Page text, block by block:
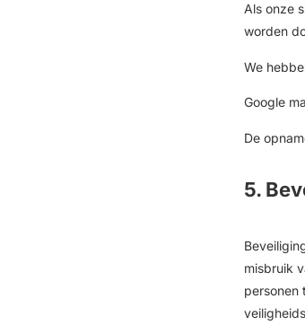
Als onze
worden
We
Google
De
5.
misbruik
personen